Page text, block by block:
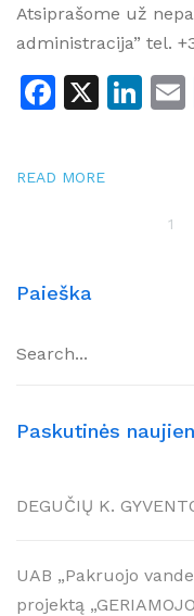
Atsiprašome už
administracija” tel.
X
READ MORE
1
Paieška
Paskutinės
DEGUČIŲ K.
UAB „Pakruojo
projektą